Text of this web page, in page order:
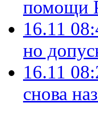
помощи
16.11
но
16.11
снова